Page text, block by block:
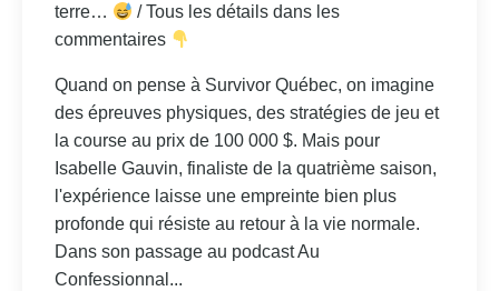
terre…
/ Tous les détails dans les
commentaires
Quand on pense à Survivor Québec, on imagine
des épreuves physiques, des stratégies de jeu et
la course au prix de 100 000 $. Mais pour
Isabelle Gauvin, finaliste de la quatrième saison,
l'expérience laisse une empreinte bien plus
profonde qui résiste au retour à la vie normale.
Dans son passage au podcast Au
Confessionnal...